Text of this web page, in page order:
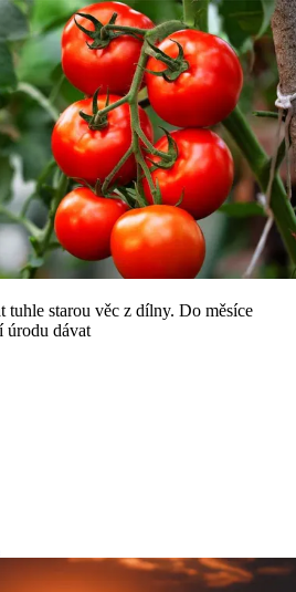
tuhle starou věc z dílny. Do měsíce
úrodu dávat